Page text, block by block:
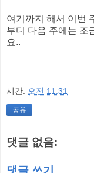
여기까지 해서 이번
부디 다음 주에는 조
요..
시간: 오전 11:31
공유
댓글 없음:
댓글 쓰기